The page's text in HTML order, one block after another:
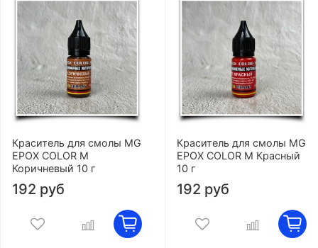
Краситель для смолы MG
EPOX COLOR M
Коричневый 10 г
192 руб
Краситель для смолы MG
EPOX COLOR M Красный
10 г
192 руб